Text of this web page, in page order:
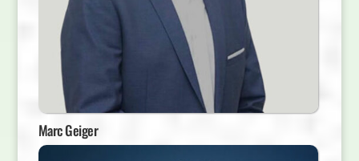
Marc Geiger